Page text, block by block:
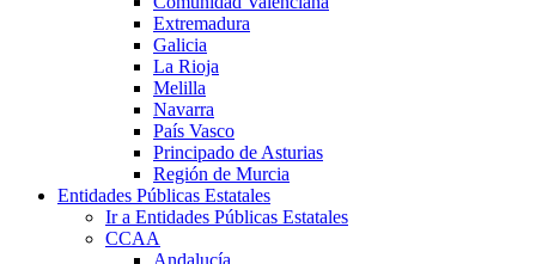
Extremadura
Galicia
La Rioja
Melilla
Navarra
País Vasco
Principado de Asturias
Región de Murcia
Entidades Públicas Estatales
Ir a Entidades Públicas Estatales
CCAA
Andalucía